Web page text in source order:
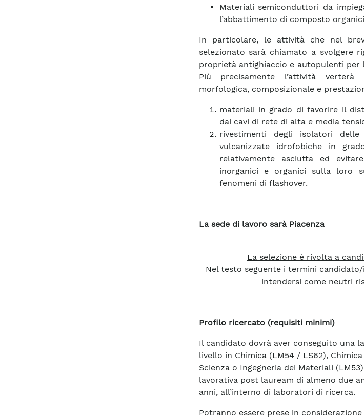
Materiali semiconduttori da
l’abbattimento di composto
In particolare, le attività che nel
selezionato sarà chiamato a svolgere
proprietà antighiaccio e autopulenti
Più precisamente l’attività verterà
morfologica, composizionale e
materiali in grado di favorire il
dai cavi di rete di alta e media
rivestimenti degli isolatori
vulcanizzate idrofobiche in
relativamente asciutta ed
inorganici e organici sulla loro
fenomeni di flashover.
La sede di lavoro sarà Piacenza
La selezione è rivolta a
Nel testo seguente i termini
intendersi come neutri
Profilo ricercato (requisiti minimi)
Il candidato dovrà aver conseguito una
livello in Chimica (LM54 / LS62),
Scienza o Ingegneria dei Materiali
lavorativa post lauream di almeno due
anni, all’interno di laboratori di ricerca.
Potranno essere prese in